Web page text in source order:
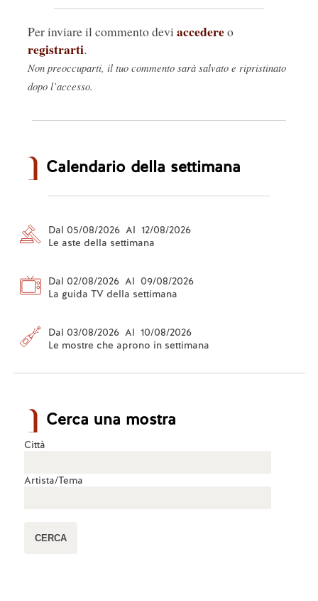
Per inviare il commento devi accedereo
registrarti.
Non preoccuparti, il tuo commento sarà salvato e ripristinato
dopo l’accesso.
Calendario della settimana
Dal 05/08/2026 Al 12/08/2026
Le aste della settimana
Dal 02/08/2026 Al 09/08/2026
La guida TV della settimana
Dal 03/08/2026 Al 10/08/2026
Le mostre che aprono in settimana
Cerca una mostra
Città
Artista/Tema